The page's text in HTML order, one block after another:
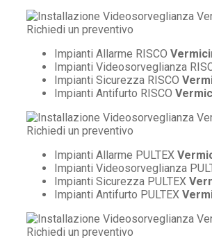
Impianti Allarme RISCO
Impianti Videosorveglianza
Impianti Sicurezza RISCO
Impianti Antifurto RISCO
Impianti Allarme PULTEX
Impianti Videosorveglianza
Impianti Sicurezza PULTEX
Impianti Antifurto PULTEX